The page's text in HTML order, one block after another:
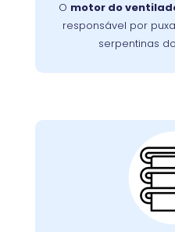
O motor do
responsável por
serpentinas